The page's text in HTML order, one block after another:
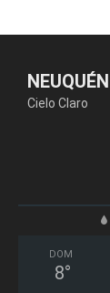
NEUQUÉN
Cielo Claro
DOM
8°